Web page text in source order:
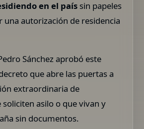
en el país sin papeles
autorización de residencia
Sánchez aprobó este
que abre las puertas a
extraordinaria de
asilo o que vivan y
sin documentos.